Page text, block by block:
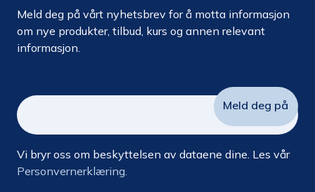
Meld deg på vårt nyhetsbrev for å motta informasjon
om nye produkter, tilbud, kurs og annen relevant
informasjon.
Vi bryr oss om beskyttelsen av dataene dine. Les vår
Personvernerklæring.